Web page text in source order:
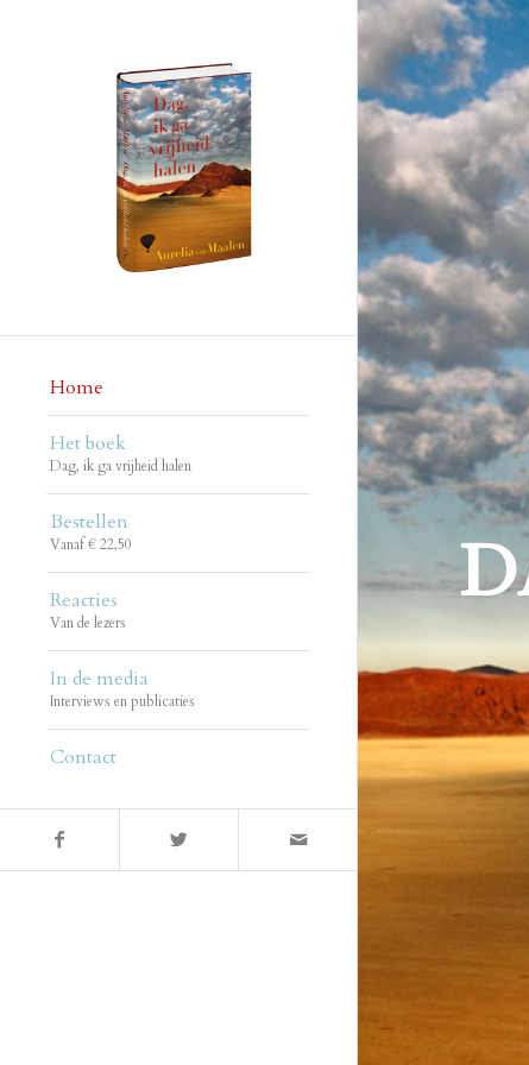
Home
Het boek
Dag, ik ga vrijheid halen
Bestellen
Vanaf € 22,50
Reacties
Van de lezers
In de media
Interviews en publicaties
Contact